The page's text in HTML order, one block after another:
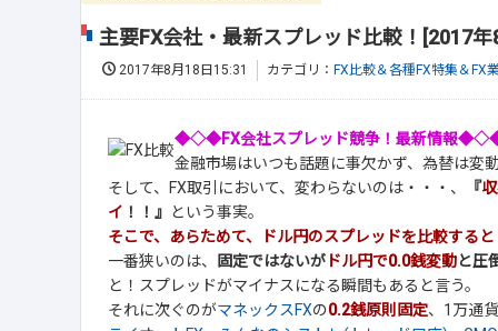
主要FX会社・最新スプレッド比較！[2017
2017年8月18日15:31 カテゴリ： FX比較＆各種FX特集＆FX
◆◇◆FX会社スプレッド競争！最新情報
金融市場はいつも話題に事欠かず、為替は変
そして、FX取引において、変わらないのは・・・、
『
イ ！！』 という事実。
そこで、あらためて、ドル円のスプレッドを比較する
一番狭いのは、
固定ではないが ドル円で0.0銭変動と圧
と！スプレッドがマイナスになる瞬間もあると言う。
それに次ぐのがマネックスFXの0.2銭原則固定、1万通